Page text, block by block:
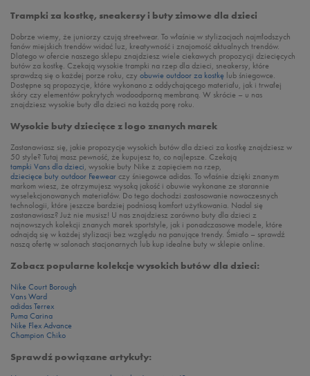
Trampki za kostkę, sneakersy i buty zimowe dla dzieci
Dobrze wiemy, że juniorzy czują streetwear. To właśnie w stylizacjach najmłodszych
fanów miejskich trendów widać luz, kreatywność i znajomość aktualnych trendów.
Dlatego w ofercie naszego sklepu znajdziesz wiele ciekawych propozycji dziecięcych
butów za kostkę. Czekają wysokie trampki na rzep dla dzieci, sneakersy, które
sprawdzą się o każdej porze roku, czy obuwie outdoor za kostkę lub śniegowce.
Dostępne są propozycje, które wykonano z oddychającego materiału, jak i trwałej
skóry czy elementów pokrytych wodoodporną membraną. W skrócie – u nas
znajdziesz wysokie buty dla dzieci na każdą porę roku.
Wysokie buty dziecięce z logo znanych marek
Zastanawiasz się, jakie propozycje wysokich butów dla dzieci za kostkę znajdziesz w
50 style? Tutaj masz pewność, że kupujesz to, co najlepsze. Czekają
tampki Vans dla dzieci, wysokie buty Nike z zapięciem na rzep,
dziecięce buty outdoor Feewearczy śniegowce adidas. To właśnie dzięki znanym
markom wiesz, że otrzymujesz wysoką jakość i obuwie wykonane ze starannie
wyselekcjonowanych materiałów. Do tego dochodzi zastosowanie nowoczesnych
technologii, które jeszcze bardziej podniosą komfort użytkowania. Nadal się
zastanawiasz? Już nie musisz! U nas znajdziesz zarówno buty dla dzieci z
najnowszych kolekcji znanych marek sportstyle, jak i ponadczasowe modele, które
odnajdą się w każdej stylizacji bez względu na panujące trendy. Śmiało – sprawdź
naszą ofertę w salonach stacjonarnych lub kup idealne buty w sklepie online.
Zobacz popularne kolekcje wysokich butów dla dzieci:
Nike Court Borough
Vans Ward
adidas Terrex
Puma Carina
Nike Flex Advance
Champion Chiko
Sprawdź powiązane artykuły: